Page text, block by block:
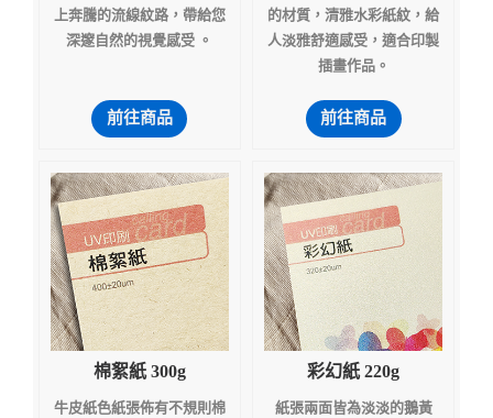
上奔騰的流線紋路，帶給您
深邃自然的視覺感受 。
前往商品
的材質，清雅水彩紙紋，給
人淡雅舒適感受，適合印製
插畫作品。
前往商品
棉絮紙 300g
牛皮紙色紙張佈有不規則棉
彩幻紙 220g
紙張兩面皆為淡淡的鵝黃